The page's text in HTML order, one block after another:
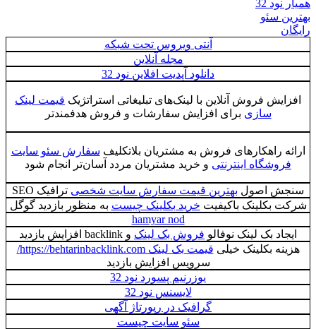
همیار نود 32
بهترین سئو
رایگان
آنتی ویروس تحت شبکه
مجله آنلاین
دانلود آپدیت افلاین نود 32
افزایش فروش آنلاین با لینک‌های تبلیغاتی استراتژیک قیمت لینک
سازی برای افزایش سفارشات و فروش هدفمندتر
ارائه راهکارهای فروش به مشتریان بلاتکلیف سفارش سئو سایت
فروشگاه اینترنتی و خرید مشتریان مردد آسان‌تر انجام شود
سنجش اصول بهترین قیمت سفارش سایت شخصی ترافیک SEO
شرکت بکلینک باکیفیت خرید بکلینک چیست به منظور بازديد گوگل
hamyar nod
ایجاد بک لینک نوفالو فروش بک لینک و backlink افزایش بازدید
هزینه بکلینک خیلی قیمت بک لینک https://behtarinbacklink.com/
سرویس افزایش بازدید
یوزرنیم پسورد نود 32
لایسنس نود 32
گرافیک در رپورتاژ آگهی
سئو سایت چیست